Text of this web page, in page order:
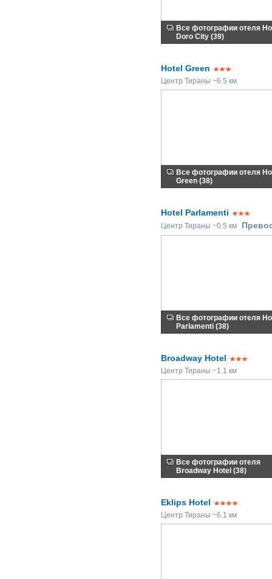
Все фотографии отеля
Doro City (39)
Hotel Green
Центр Тираны ~6.5 км
Все фотографии отеля
Green (38)
Hotel Parlamenti
Центр Тираны ~0.5 км
Все фотографии отеля
Parlamenti (38)
Broadway Hotel
Центр Тираны ~1.1 км
Все фотографии отеля
Broadway Hotel (38)
Eklips Hotel
Центр Тираны ~6.1 км